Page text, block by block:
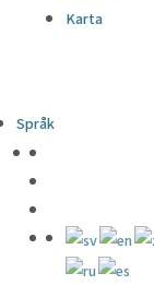
Karta
Språk